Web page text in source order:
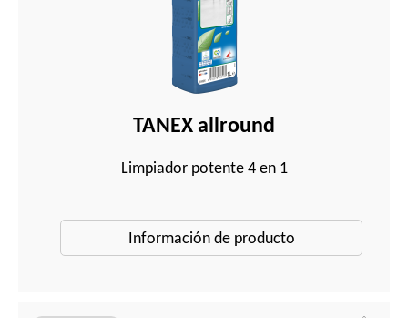
TANEX allround
Limpiador potente 4 en 1
Información de producto